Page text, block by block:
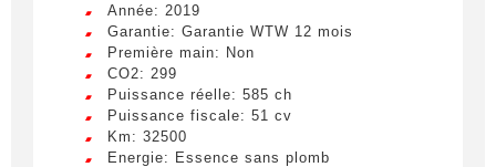
Créer une alerte
Remplissez le formulaire ci-dessous pour recevoir
une notification par e-mail dès qu’un véhicule
correspondant à vos critères sera disponible.
Année: 2019
Garantie: Garantie WTW 12 mois
Première main: Non
CO2: 299
Puissance réelle: 585 ch
Puissance fiscale: 51 cv
Km: 32500
Energie: Essence sans plomb